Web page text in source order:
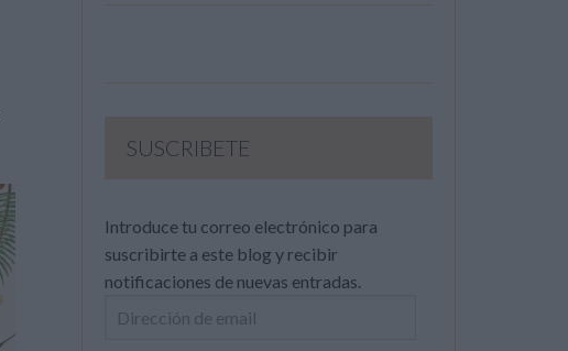
SUSCRIBETE
Introduce tu correo electrónico para
suscribirte a este blog y recibir
notificaciones de nuevas entradas.
Dirección